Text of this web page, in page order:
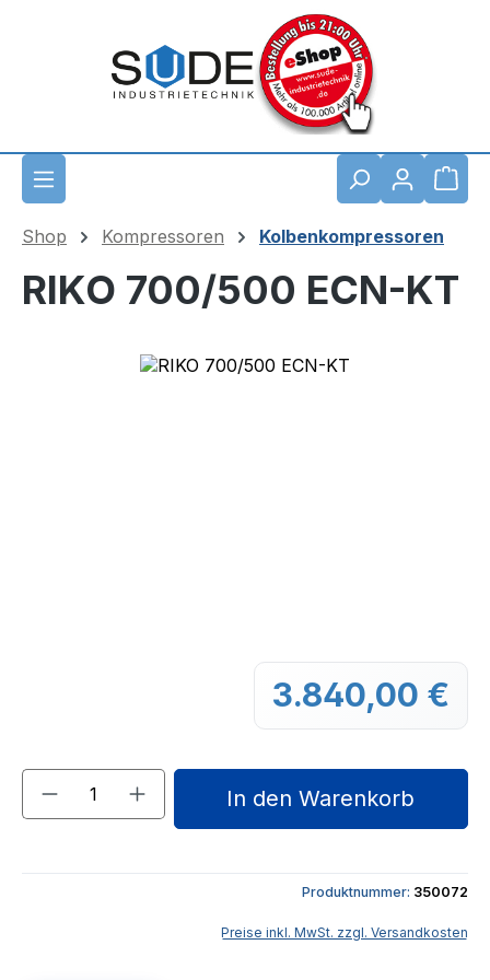
Shop Kompressoren Kolbenkompressoren
RIKO 700/500 ECN-KT
Bildergalerie überspringen
3.840,00 €
Produkt Anzahl: Gib den gewünschten
In den Warenkorb
Produktnummer: 350072
Preise inkl. MwSt. zzgl. Versandkosten